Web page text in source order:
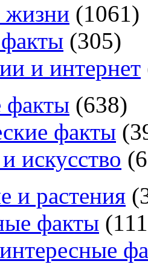
жизни (1061)
(305)
и интернет
(638)
факты (
искусство (
и растения (
факты (111
интересные